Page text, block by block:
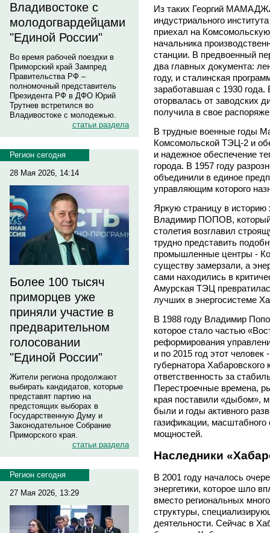
Владивостоке с
молодогвардейцами
"Единой России"
Во время рабочей поездки в
Приморский край Зампред
Правительства РФ –
полномочный представитель
Президента РФ в ДФО Юрий
Трутнев встретился во
Владивостоке с молодежью.
статьи раздела
Регион сегодня
28 Мая 2026, 14:14
Более 100 тысяч
приморцев уже
приняли участие в
предварительном
голосовании
"Единой России"
Жители региона продолжают
выбирать кандидатов, которые
представят партию на
предстоящих выборах в
Государственную Думу и
Законодательное Собрание
Приморского края.
статьи раздела
Регион сегодня
27 Мая 2026, 13:29
Из таких Георгий
индустриального
приехал на
начальника
станции. В предвоенный
два главных документа:
году, и сталинская
заработавшая с 1930 года.
оторвалась от заводских
получила в свое
В трудные военные годы
Комсомольской ТЭЦ-2 и
и надежное обеспечение
города. В 1957 году
объединили в единое
управляющим которого
Яркую страницу в историю
Владимир ПОПОВ, который
столетия возглавил
трудно представить
промышленные центры -
существу замерзали, а
сами находились в
Амурская ТЭЦ
лучших в энергосистеме
В 1988 году Владимир
которое стало частью
реформирования
и по 2015 год этот
губернатора
ответственность за
Перестроечные времена,
края поставили «дыбом»,
были и годы активного
газификации,
мощностей.
Наследники
В 2001 году началось
энергетики, которое шло
вместо региональных
структуры,
деятельности. Сейчас в